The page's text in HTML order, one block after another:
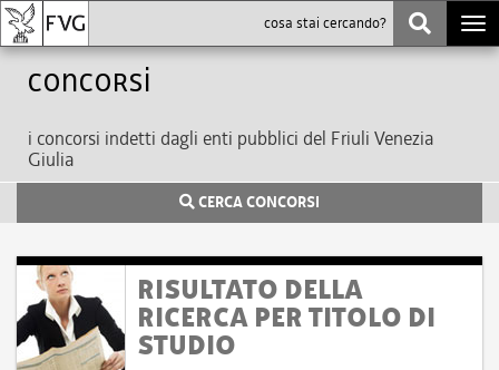
Concorsi
i concorsi indetti dagli enti pubblici del Friuli Venezia
Giulia
CERCA CONCORSI
RISULTATO DELLA
RICERCA PER TITOLO DI
STUDIO